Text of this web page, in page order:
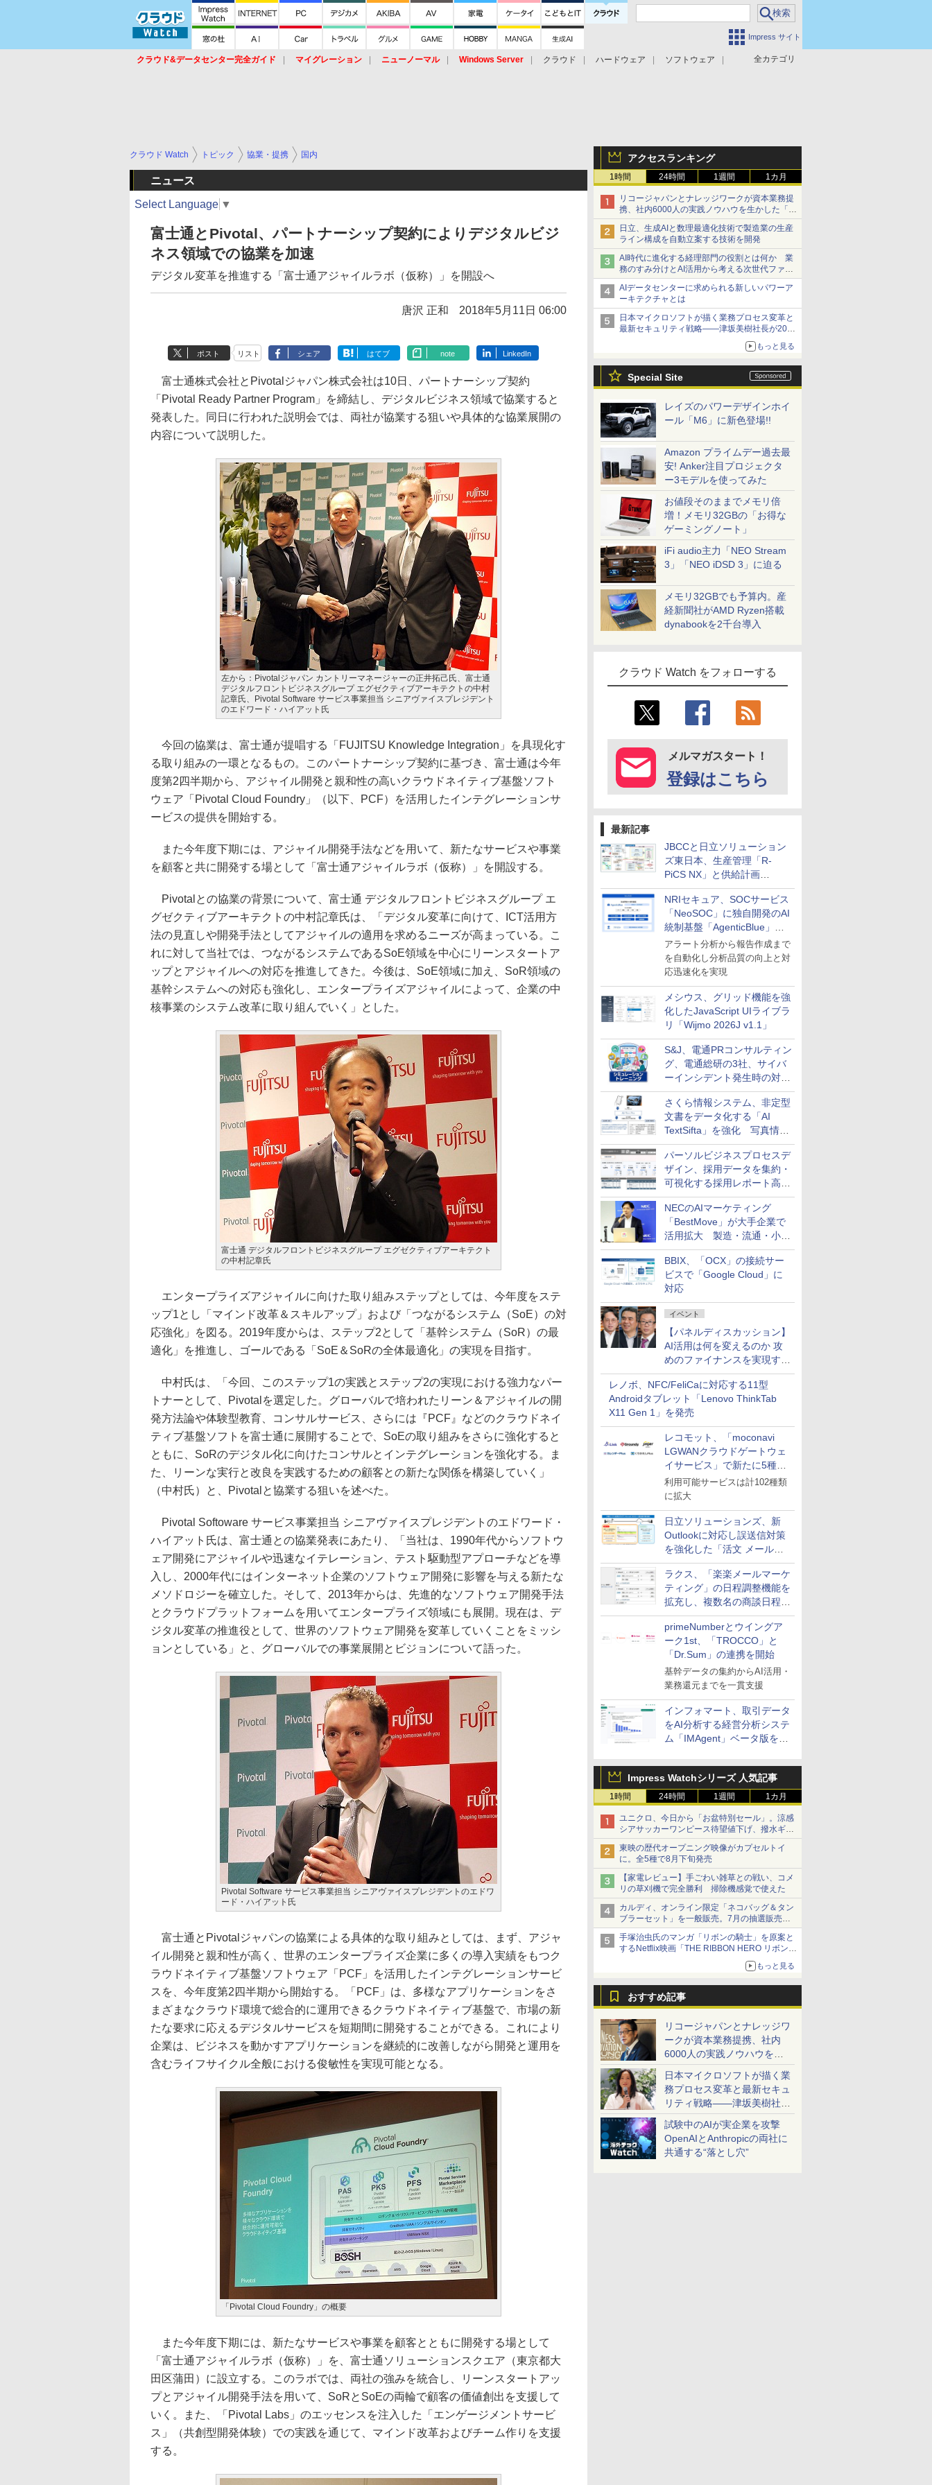
Impress サイト
全カテゴリ
クラウド&データセンター完全ガイド マイグレーション ニューノーマル Windows Server クラウド ハードウェア
ソフトウェア
アクセスランキング
1時間 24時間 1週間 1カ月
リコージャパンとナレッジワークが資本業務提
携、社内6000人の実践ノウハウを生かした「AI
商談記録 for RICOH」を展開へ
日立、生成AIと数理最適化技術で製造業の生産
ライン構成を自動立案する技術を開発
AI時代に進化する経理部門の役割とは何か 業
務のすみ分けとAI活用から考える次世代ファイ
ナンス戦略
AIデータセンターに求められる新しいパワーア
ーキテクチャとは
日本マイクロソフトが描く業務プロセス変革と
最新セキュリティ戦略――津坂美樹社長が2027
もっと見る
Special Site
レイズのパワーデザインホイ
ール「M6」に新色登場!!
Amazon プライムデー過去最
安! Anker注目プロジェクタ
ー3モデルを使ってみた
お値段そのままでメモリ倍
増！メモリ32GBの「お得な
ゲーミングノート」
iFi audio主力「NEO Stream
3」「NEO iDSD 3」に迫る
メモリ32GBでも予算内。産
経新聞社がAMD Ryzen搭載
dynabookを2千台導入
クラウド Watch をフォローする
メルマガスタート！
登録はこちら
最新記事
JBCCと日立ソリューション
ズ東日本、生産管理「R-
PiCS NX」と供給計画
「scSQUARE ISP」の連携サ
ービスを提供開始
NRIセキュア、SOCサービス
「NeoSOC」に独自開発のAI
統制基盤「AgenticBlue」を
導入
アラート分析から報告作成まで
を自動化し分析品質の向上と対
応迅速化を実現
メシウス、グリッド機能を強
化したJavaScript UIライブラ
リ「Wijmo 2026J v1.1」
S&J、電通PRコンサルティン
グ、電通総研の3社、サイバ
ーインシデント発生時の対応
と危機管理広報を一体的に訓
練するプログラムを提供
さくら情報システム、非定型
文書をデータ化する「AI
TextSifta」を強化 写真情報
のデータ化などに対応
パーソルビジネスプロセスデ
ザイン、採用データを集約・
可視化する採用レポート高速
化サービスを提供
NECのAIマーケティング
「BestMove」が大手企業で
活用拡大 製造・流通・小売
企業・広告代理店などが実装
フェーズへ
BBIX、「OCX」の接続サー
ビスで「Google Cloud」に
対応
イベント
【パネルディスカッション】
AI活用は何を変えるのか 攻
めのファイナンスを実現する
業務設計とマインドセット変
革
レノボ、NFC/FeliCaに対応する11型
Androidタブレット「Lenovo ThinkTab
X11 Gen 1」を発売
レコモット、「moconavi
LGWANクラウドゲートウェ
イサービス」で新たに5種類
のサービスと連携開始
利用可能サービスは計102種類
に拡大
日立ソリューションズ、新
Outlookに対応し誤送信対策
を強化した「活文 メール誤
送信防止アドインサービス」
を提供
ラクス、「楽楽メールマーケ
ティング」の日程調整機能を
拡充し、複数名の商談日程調
整を効率化
primeNumberとウイングア
ーク1st、「TROCCO」と
「Dr.Sum」の連携を開始
基幹データの集約からAI活用・
業務還元までを一貫支援
インフォマート、取引データ
をAI分析する経営分析システ
ム「IMAgent」ベータ版を提
Impress Watchシリーズ 人気記事
1時間 24時間 1週間 1カ月
ユニクロ、今日から「お盆特別セール」。涼感
シアサッカーワンピース待望値下げ、撥水ギア
ショーツは1990円に
東映の歴代オープニング映像がカプセルトイ
に。全5種で8月下旬発売
【家電レビュー】手ごわい雑草との戦い、コメ
リの草刈機で完全勝利 掃除機感覚で使えた
カルディ、オンライン限定「ネコバッグ＆タン
ブラーセット」を一般販売。7月の抽選販売の
当選無効分
手塚治虫氏のマンガ「リボンの騎士」を原案と
するNetflix映画「THE RIBBON HERO リボンヒ
もっと見る
おすすめ記事
リコージャパンとナレッジワ
ークが資本業務提携、社内
6000人の実践ノウハウを生
かした「AI商談記録 for
RICOH」を展開へ
日本マイクロソフトが描く業
務プロセス変革と最新セキュ
リティ戦略――津坂美樹社長
が2027年度戦略を説明
試験中のAIが実企業を攻撃
OpenAIとAnthropicの両社に
共通する“落とし穴”
クラウド Watch トピック 協業・提携 国内
ニュース
Select Language ▼
富士通とPivotal、パートナーシップ契約によりデジタルビジ
ネス領域での協業を加速
デジタル変革を推進する「富士通アジャイルラボ（仮称）」を開設へ
唐沢 正和 2018年5月11日 06:00
ポスト リスト シェア はてブ note LinkedIn
富士通株式会社とPivotalジャパン株式会社は10日、パートナーシップ契約
「Pivotal Ready Partner Program」を締結し、デジタルビジネス領域で協業すると
発表した。同日に行われた説明会では、両社が協業する狙いや具体的な協業展開の
内容について説明した。
左から：Pivotalジャパン カントリーマネージャーの正井拓己氏、富士通
デジタルフロントビジネスグループ エグゼクティブアーキテクトの中村
記章氏、Pivotal Software サービス事業担当 シニアヴァイスプレジデント
のエドワード・ハイアット氏
今回の協業は、富士通が提唱する「FUJITSU Knowledge Integration」を具現化す
る取り組みの一環となるもの。このパートナーシップ契約に基づき、富士通は今年
度第2四半期から、アジャイル開発と親和性の高いクラウドネイティブ基盤ソフト
ウェア「Pivotal Cloud Foundry」（以下、PCF）を活用したインテグレーションサ
ービスの提供を開始する。
また今年度下期には、アジャイル開発手法などを用いて、新たなサービスや事業
を顧客と共に開発する場として「富士通アジャイルラボ（仮称）」を開設する。
Pivotalとの協業の背景について、富士通 デジタルフロントビジネスグループ エ
グゼクティブアーキテクトの中村記章氏は、「デジタル変革に向けて、ICT活用方
法の見直しや開発手法としてアジャイルの適用を求めるニーズが高まっている。こ
れに対して当社では、つながるシステムであるSoE領域を中心にリーンスタートア
ップとアジャイルへの対応を推進してきた。今後は、SoE領域に加え、SoR領域の
基幹システムへの対応も強化し、エンタープライズアジャイルによって、企業の中
核事業のシステム改革に取り組んでいく」とした。
富士通 デジタルフロントビジネスグループ エグゼクティブアーキテクト
の中村記章氏
エンタープライズアジャイルに向けた取り組みステップとしては、今年度をステ
ップ1とし「マインド改革＆スキルアップ」および「つながるシステム（SoE）の対
応強化」を図る。2019年度からは、ステップ2として「基幹システム（SoR）の最
適化」を推進し、ゴールである「SoE＆SoRの全体最適化」の実現を目指す。
中村氏は、「今回、このステップ1の実践とステップ2の実現における強力なパー
トナーとして、Pivotalを選定した。グローバルで培われたリーン＆アジャイルの開
発方法論や体験型教育、コンサルサービス、さらには『PCF』などのクラウドネイ
ティブ基盤ソフトを富士通に展開することで、SoEの取り組みをさらに強化すると
ともに、SoRのデジタル化に向けたコンサルとインテグレーションを強化する。ま
た、リーンな実行と改良を実践するための顧客との新たな関係を構築していく」
（中村氏）と、Pivotalと協業する狙いを述べた。
Pivotal Softoware サービス事業担当 シニアヴァイスプレジデントのエドワード・
ハイアット氏は、富士通との協業発表にあたり、「当社は、1990年代からソフトウ
ェア開発にアジャイルや迅速なイテレーション、テスト駆動型アプローチなどを導
入し、2000年代にはインターネット企業のソフトウェア開発に影響を与える新たな
メソドロジーを確立した。そして、2013年からは、先進的なソフトウェア開発手法
とクラウドプラットフォームを用いてエンタープライズ領域にも展開。現在は、デ
ジタル変革の推進役として、世界のソフトウェア開発を変革していくことをミッシ
ョンとしている」と、グローバルでの事業展開とビジョンについて語った。
Pivotal Software サービス事業担当 シニアヴァイスプレジデントのエドワ
ード・ハイアット氏
富士通とPivotalジャパンの協業による具体的な取り組みとしては、まず、アジャ
イル開発と親和性が高く、世界のエンタープライズ企業に多くの導入実績をもつク
ラウドネイティブ基盤ソフトウェア「PCF」を活用したインテグレーションサービ
スを、今年度第2四半期から開始する。「PCF」は、多様なアプリケーションをさ
まざまなクラウド環境で総合的に運用できるクラウドネイティブ基盤で、市場の新
たな要求に応えるデジタルサービスを短期間に開発することができる。これにより
企業は、ビジネスを動かすアプリケーションを継続的に改善しながら開発と運用を
含むライフサイクル全般における俊敏性を実現可能となる。
「Pivotal Cloud Foundry」の概要
また今年度下期には、新たなサービスや事業を顧客とともに開発する場として
「富士通アジャイルラボ（仮称）」を、富士通ソリューションスクエア（東京都大
田区蒲田）に設立する。このラボでは、両社の強みを統合し、リーンスタートアッ
プとアジャイル開発手法を用いて、SoRとSoEの両輪で顧客の価値創出を支援して
いく。また、「Pivotal Labs」のエッセンスを注入した「エンゲージメントサービ
ス」（共創型開発体験）での実践を通じて、マインド改革およびチーム作りを支援
する。